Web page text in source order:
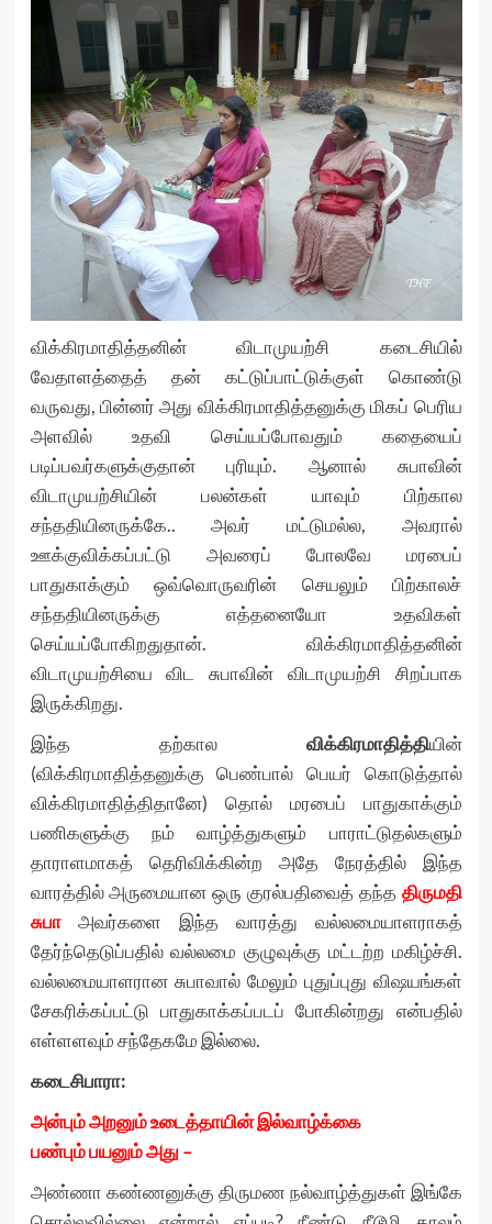
விக்கிரமாதித்தனின் விடாமுயற்சி கடைசியில்
வேதாளத்தைத் தன் கட்டுப்பாட்டுக்குள் கொண்டு
வருவது, பின்னர் அது விக்கிரமாதித்தனுக்கு மிகப் பெரிய
அளவில் உதவி செய்யப்போவதும் கதையைப்
படிப்பவர்களுக்குதான் புரியும். ஆனால் சுபாவின்
விடாமுயற்சியின் பலன்கள் யாவும் பிற்கால
சந்ததியினருக்கே.. அவர் மட்டுமல்ல, அவரால்
ஊக்குவிக்கப்பட்டு அவரைப் போலவே மரபைப்
பாதுகாக்கும் ஒவ்வொருவரின் செயலும் பிற்காலச்
சந்ததியினருக்கு எத்தனையோ உதவிகள்
செய்யப்போகிறதுதான். விக்கிரமாதித்தனின்
விடாமுயற்சியை விட சுபாவின் விடாமுயற்சி சிறப்பாக
இருக்கிறது.
இந்த தற்கால விக்கிரமாதித்தியின்
(விக்கிரமாதித்தனுக்கு பெண்பால் பெயர் கொடுத்தால்
விக்கிரமாதித்திதானே) தொல் மரபைப் பாதுகாக்கும்
பணிகளுக்கு நம் வாழ்த்துகளும் பாராட்டுதல்களும்
தாராளமாகத் தெரிவிக்கின்ற அதே நேரத்தில் இந்த
வாரத்தில் அருமையான ஒரு குரல்பதிவைத் தந்த திருமதி
சுபா
அவர்களை இந்த வாரத்து வல்லமையாளராகத்
தேர்ந்தெடுப்பதில் வல்லமை குழுவுக்கு மட்டற்ற மகிழ்ச்சி.
வல்லமையாளரான சுபாவால் மேலும் புதுப்புது விஷயங்கள்
சேகரிக்கப்பட்டு பாதுகாக்கப்படப் போகின்றது என்பதில்
எள்ளளவும் சந்தேகமே இல்லை.
கடைசிபாரா:
அன்பும் அறனும் உடைத்தாயின் இல்வாழ்க்கை
பண்பும் பயனும் அது –
அண்ணா கண்ணனுக்கு திருமண நல்வாழ்த்துகள் இங்கே